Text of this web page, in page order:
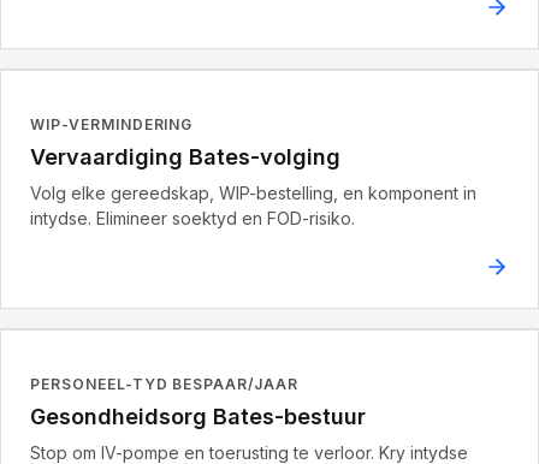
WIP-VERMINDERING
Vervaardiging Bates-volging
Volg elke gereedskap, WIP-bestelling, en komponent in
intydse. Elimineer soektyd en FOD-risiko.
PERSONEEL-TYD BESPAAR/JAAR
Gesondheidsorg Bates-bestuur
Stop om IV-pompe en toerusting te verloor. Kry intydse